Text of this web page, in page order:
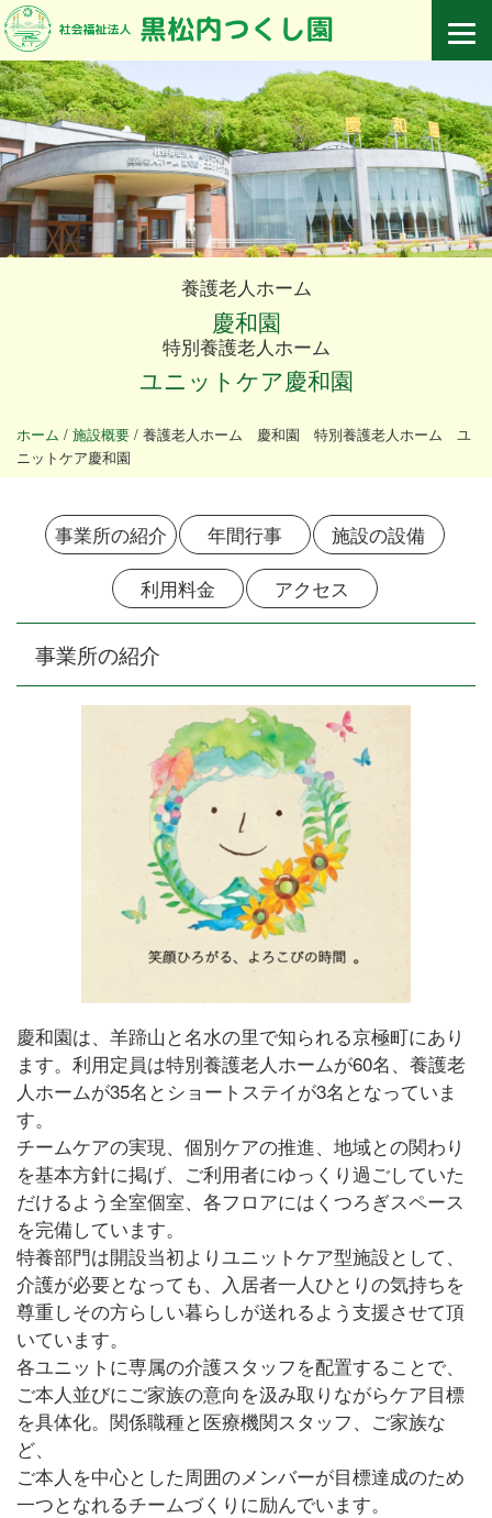
養護老人ホーム
慶和園
特別養護老人ホーム
ユニットケア慶和園
ホーム / 施設概要 / 養護老人ホーム 慶和園 特別養護老人ホーム ユ
ニットケア慶和園
事業所の紹介 年間行事
施設の設備
利用料金
アクセス
事業所の紹介
慶和園は、羊蹄山と名水の里で知られる京極町にあり
ます。利用定員は特別養護老人ホームが60名、養護老
人ホームが35名とショートステイが3名となっていま
す。
チームケアの実現、個別ケアの推進、地域との関わり
を基本方針に掲げ、ご利用者にゆっくり過ごしていた
だけるよう全室個室、各フロアにはくつろぎスペース
を完備しています。
特養部門は開設当初よりユニットケア型施設として、
介護が必要となっても、入居者一人ひとりの気持ちを
尊重しその方らしい暮らしが送れるよう支援させて頂
いています。
各ユニットに専属の介護スタッフを配置することで、
ご本人並びにご家族の意向を汲み取りながらケア目標
を具体化。関係職種と医療機関スタッフ、ご家族な
ど、
ご本人を中心とした周囲のメンバーが目標達成のため
一つとなれるチームづくりに励んでいます。